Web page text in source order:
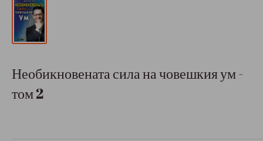
Необикновената сила на човешкия ум -
том 2